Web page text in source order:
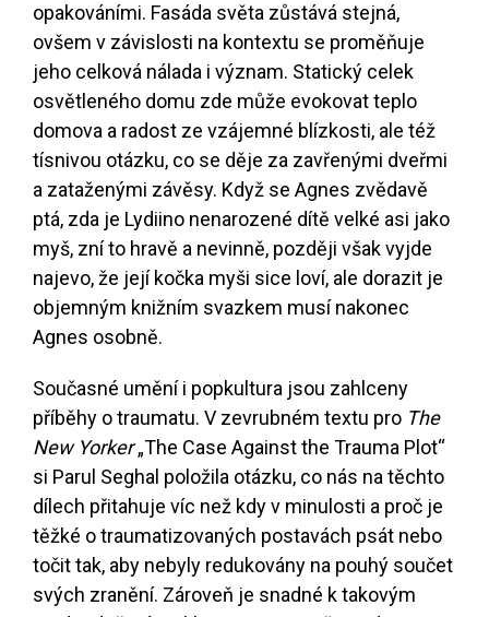
opakováními. Fasáda světa zůstává stejná,
ovšem v závislosti na kontextu se proměňuje
jeho celková nálada i význam. Statický celek
osvětleného domu zde může evokovat teplo
domova a radost ze vzájemné blízkosti, ale též
tísnivou otázku, co se děje za zavřenými dveřmi
a zataženými závěsy. Když se Agnes zvědavě
ptá, zda je Lydiino nenarozené dítě velké asi jako
myš, zní to hravě a nevinně, později však vyjde
najevo, že její kočka myši sice loví, ale dorazit je
objemným knižním svazkem musí nakonec
Agnes osobně.
Současné umění i popkultura jsou zahlceny
příběhy o traumatu. V zevrubném textu pro The
New Yorker„The Case Against the Trauma Plot“
si Parul Seghal položila otázku, co nás na těchto
dílech přitahuje víc než kdy v minulosti a proč je
těžké o traumatizovaných postavách psát nebo
točit tak, aby nebyly redukovány na pouhý součet
svých zranění. Zároveň je snadné k takovým